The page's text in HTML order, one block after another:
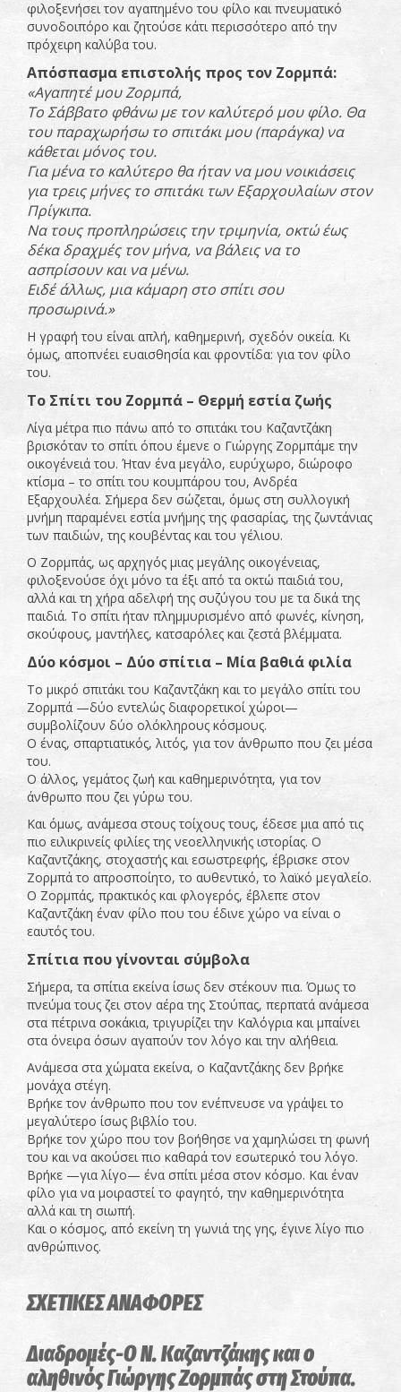
φιλοξενήσει τον αγαπημένο του φίλο και πνευματικό
συνοδοιπόρο και ζητούσε κάτι περισσότερο από την
πρόχειρη καλύβα του.
Απόσπασμα επιστολής προς τον Ζορμπά:
«Αγαπητέ μου Ζορμπά,
Το Σάββατο φθάνω με τον καλύτερό μου φίλο. Θα
του παραχωρήσω το σπιτάκι μου (παράγκα) να
κάθεται μόνος του.
Για μένα το καλύτερο θα ήταν να μου νοικιάσεις
για τρεις μήνες το σπιτάκι των Εξαρχουλαίων στον
Πρίγκιπα.
Να τους προπληρώσεις την τριμηνία, οκτώ έως
δέκα δραχμές τον μήνα, να βάλεις να το
ασπρίσουν και να μένω.
Ειδέ άλλως, μια κάμαρη στο σπίτι σου
προσωρινά.»
Η γραφή του είναι απλή, καθημερινή, σχεδόν οικεία. Κι
όμως, αποπνέει ευαισθησία και φροντίδα: για τον φίλο
του.
Το Σπίτι του Ζορμπά – Θερμή εστία ζωής
Λίγα μέτρα πιο πάνω από το σπιτάκι του Καζαντζάκη
βρισκόταν το σπίτι όπου έμενε ο Γιώργης Ζορμπάμε την
οικογένειά του. Ήταν ένα μεγάλο, ευρύχωρο, διώροφο
κτίσμα – το σπίτι του κουμπάρου του, Ανδρέα
Εξαρχουλέα. Σήμερα δεν σώζεται, όμως στη συλλογική
μνήμη παραμένει εστία μνήμης της φασαρίας, της ζωντάνιας
των παιδιών, της κουβέντας και του γέλιου.
Ο Ζορμπάς, ως αρχηγός μιας μεγάλης οικογένειας,
φιλοξενούσε όχι μόνο τα έξι από τα οκτώ παιδιά του,
αλλά και τη χήρα αδελφή της συζύγου του με τα δικά της
παιδιά. Το σπίτι ήταν πλημμυρισμένο από φωνές, κίνηση,
σκούφους, μαντήλες, κατσαρόλες και ζεστά βλέμματα.
Δύο κόσμοι – Δύο σπίτια – Μία βαθιά φιλία
Το μικρό σπιτάκι του Καζαντζάκη και το μεγάλο σπίτι του
Ζορμπά —δύο εντελώς διαφορετικοί χώροι—
συμβολίζουν δύο ολόκληρους κόσμους.
Ο ένας, σπαρτιατικός, λιτός, για τον άνθρωπο που ζει μέσα
του.
Ο άλλος, γεμάτος ζωή και καθημερινότητα, για τον
άνθρωπο που ζει γύρω του.
Και όμως, ανάμεσα στους τοίχους τους, έδεσε μια από τις
πιο ειλικρινείς φιλίες της νεοελληνικής ιστορίας. Ο
Καζαντζάκης, στοχαστής και εσωστρεφής, έβρισκε στον
Ζορμπά το απροσποίητο, το αυθεντικό, το λαϊκό μεγαλείο.
Ο Ζορμπάς, πρακτικός και φλογερός, έβλεπε στον
Καζαντζάκη έναν φίλο που του έδινε χώρο να είναι ο
εαυτός του.
Σπίτια που γίνονται σύμβολα
Σήμερα, τα σπίτια εκείνα ίσως δεν στέκουν πια. Όμως το
πνεύμα τους ζει στον αέρα της Στούπας, περπατά ανάμεσα
στα πέτρινα σοκάκια, τριγυρίζει την Καλόγρια και μπαίνει
στα όνειρα όσων αγαπούν τον λόγο και την αλήθεια.
Ανάμεσα στα χώματα εκείνα, ο Καζαντζάκης δεν βρήκε
μονάχα στέγη.
Βρήκε τον άνθρωπο που τον ενέπνευσε να γράψει το
μεγαλύτερο ίσως βιβλίο του.
Βρήκε τον χώρο που τον βοήθησε να χαμηλώσει τη φωνή
του και να ακούσει πιο καθαρά τον εσωτερικό του λόγο.
Βρήκε —για λίγο— ένα σπίτι μέσα στον κόσμο. Και έναν
φίλο για να μοιραστεί το φαγητό, την καθημερινότητα
αλλά και τη σιωπή.
Και ο κόσμος, από εκείνη τη γωνιά της γης, έγινε λίγο πιο
ανθρώπινος.
ΣΧΕΤΙΚΕΣ ΑΝΑΦΟΡΕΣ
Διαδρομές-Ο N. Καζαντζάκης και ο
αληθινός Γιώργης Ζορμπάς στη Στούπα.